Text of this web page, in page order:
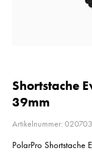
Shortstache
39mm
Artikelnummer:
PolarPro Shortstache